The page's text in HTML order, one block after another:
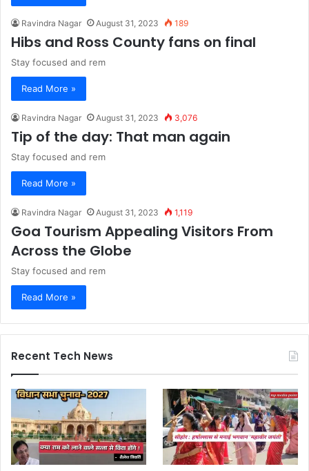
Ravindra Nagar August 31, 2023 189
Hibs and Ross County fans on final
Stay focused and rem
Read More »
Ravindra Nagar August 31, 2023 3,076
Tip of the day: That man again
Stay focused and rem
Read More »
Ravindra Nagar August 31, 2023 1,119
Goa Tourism Appealing Visitors From
Across the Globe
Stay focused and rem
Read More »
Recent Tech News